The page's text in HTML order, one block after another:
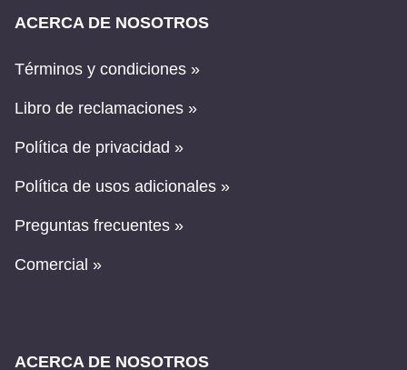
ACERCA DE NOSOTROS
Términos y condiciones »
Libro de reclamaciones »
Política de privacidad »
Política de usos adicionales »
Preguntas frecuentes »
Comercial »
ACERCA DE NOSOTROS